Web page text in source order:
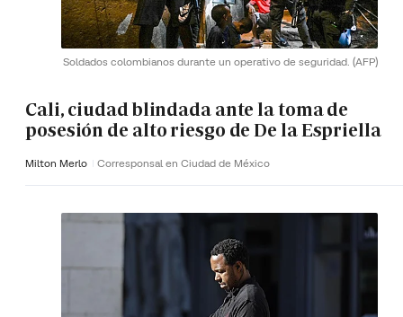
Soldados colombianos durante un operativo de seguridad. (AFP)
Cali, ciudad blindada ante la toma de
posesión de alto riesgo de De la Espriella
Milton Merlo Corresponsal en Ciudad de México